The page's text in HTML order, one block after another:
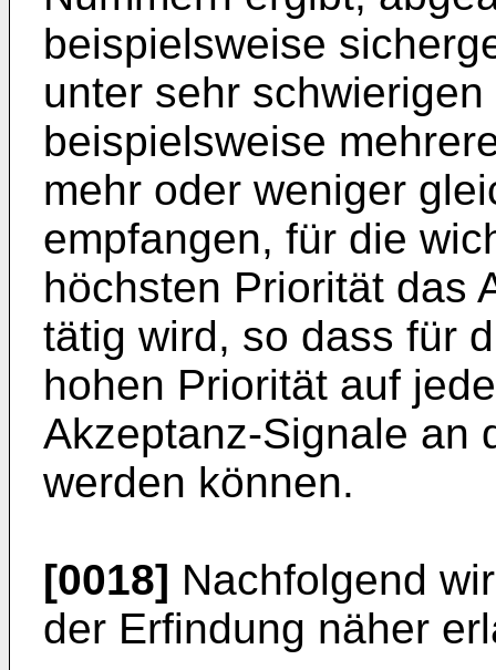
beispielsweise
unter sehr
beispielsweise
mehr oder weniger
empfangen, für die
höchsten Priorität das
tätig wird, so dass für
hohen Priorität auf
Akzeptanz-Signale an
werden können.
[0018] Nachfolgend
der Erfindung näher